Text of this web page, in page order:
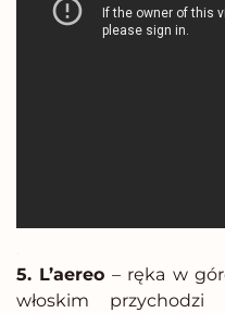
.
5. L’aereo – ręka w
włoskim